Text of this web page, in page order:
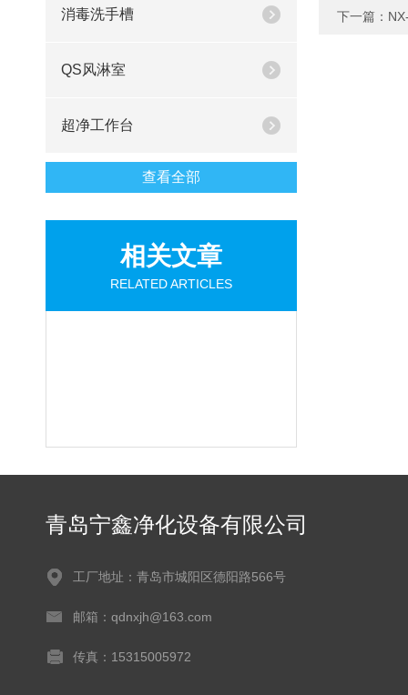
消毒洗手槽
QS风淋室
超净工作台
查看全部
相关文章
RELATED ARTICLES
下一篇：
青岛宁鑫净化设备有限公司
工厂地址：青岛市城阳区德阳路566号
邮箱：qdnxjh@163.com
传真：15315005972